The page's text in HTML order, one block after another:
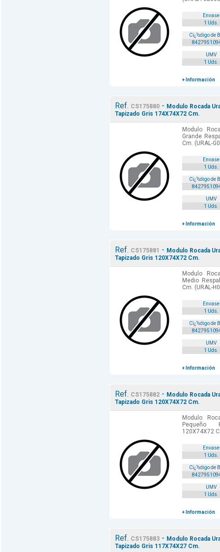
Envase
1 Uds.
Cï¿½digo de
UMV
1 Uds.
+ Información
Ref. CS175880- Modulo Rocada
Tapizado Gris 174X74X72 Cm.
Modulo
Grande
Cm. (URAL-
Envase
1 Uds.
Cï¿½digo de
UMV
1 Uds.
+ Información
Ref. CS175881 - Modulo Rocada
Tapizado Gris 120X74X72 Cm.
Modulo
Medio
Cm. (URAL-
Envase
1 Uds.
Cï¿½digo de
UMV
1 Uds.
+ Información
Ref. CS175882- Modulo Rocada
Tapizado Gris 120X74X72 Cm.
Modulo
Pequeño
120X74X72
Envase
1 Uds.
Cï¿½digo de
UMV
1 Uds.
+ Información
Ref. CS175883- Modulo Rocada
Tapizado Gris 117X74X27 Cm.